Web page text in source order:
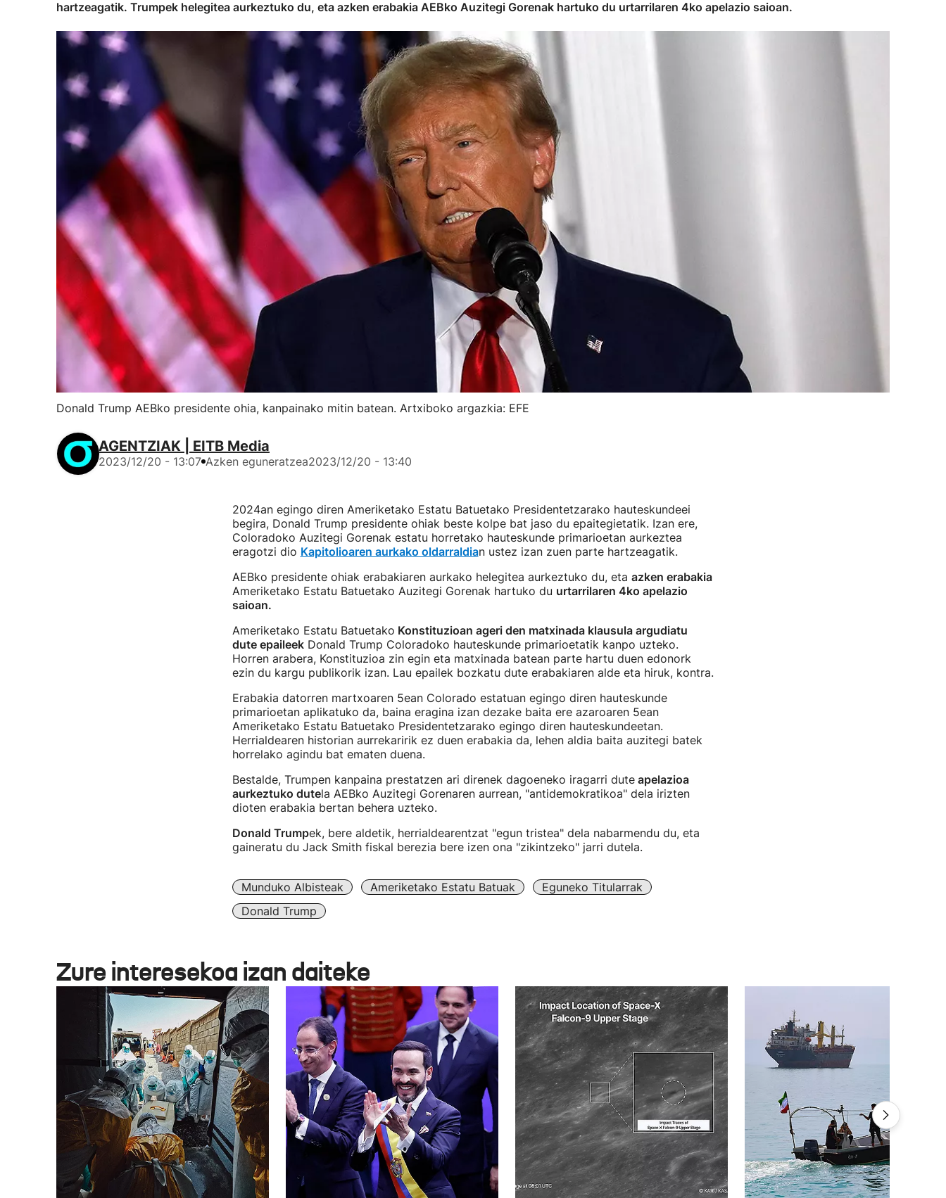
hartzeagatik. Trumpek helegitea aurkeztuko du, eta azken erabakia AEBko Auzitegi Gorenak hartuko du urtarrilaren 4ko apelazio saioan.
Donald Trump AEBko presidente ohia, kanpainako mitin batean. Artxiboko argazkia: EFE
AGENTZIAK | EITB Media
2023/12/20 - 13:07 Azken eguneratzea2023/12/20 - 13:40
2024an egingo diren Ameriketako Estatu Batuetako Presidentetzarako hauteskundeei
begira, Donald Trump presidente ohiak beste kolpe bat jaso du epaitegietatik. Izan ere,
Coloradoko Auzitegi Gorenak estatu horretako hauteskunde primarioetan aurkeztea
eragotzi dio Kapitolioaren aurkako oldarraldian ustez izan zuen parte hartzeagatik.
AEBko presidente ohiak erabakiaren aurkako helegitea aurkeztuko du, eta azken erabakia
Ameriketako Estatu Batuetako Auzitegi Gorenak hartuko du urtarrilaren 4ko apelazio
saioan.
Ameriketako Estatu Batuetako Konstituzioan ageri den matxinada klausula argudiatu
dute epaileekDonald Trump Coloradoko hauteskunde primarioetatik kanpo uzteko.
Horren arabera, Konstituzioa zin egin eta matxinada batean parte hartu duen edonork
ezin du kargu publikorik izan. Lau epailek bozkatu dute erabakiaren alde eta hiruk, kontra.
Erabakia datorren martxoaren 5ean Colorado estatuan egingo diren hauteskunde
primarioetan aplikatuko da, baina eragina izan dezake baita ere azaroaren 5ean
Ameriketako Estatu Batuetako Presidentetzarako egingo diren hauteskundeetan.
Herrialdearen historian aurrekaririk ez duen erabakia da, lehen aldia baita auzitegi batek
horrelako agindu bat ematen duena.
Bestalde, Trumpen kanpaina prestatzen ari direnek dagoeneko iragarri duteapelazioa
aurkeztuko dutela AEBko Auzitegi Gorenaren aurrean, "antidemokratikoa" dela irizten
dioten erabakia bertan behera uzteko.
Donald Trumpek, bere aldetik, herrialdearentzat "egun tristea" dela nabarmendu du, eta
gaineratu du Jack Smith fiskal berezia bere izen ona "zikintzeko" jarri dutela.
Munduko Albisteak Ameriketako Estatu Batuak
Eguneko Titularrak
Donald Trump
Zure interesekoa izan daiteke